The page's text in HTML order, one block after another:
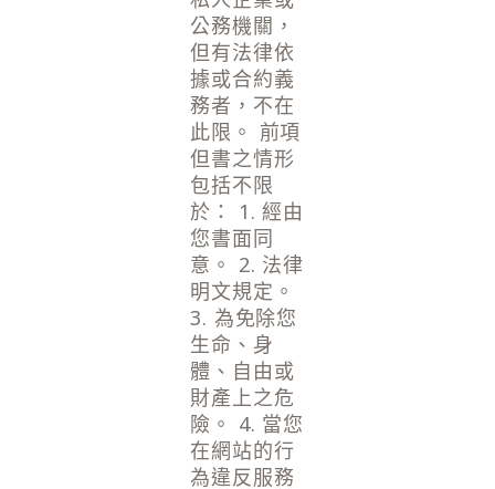
公務機關，
但有法律依
據或合約義
務者，不在
此限。 前項
但書之情形
包括不限
於： 1. 經由
您書面同
意。 2. 法律
明文規定。
3. 為免除您
生命、身
體、自由或
財產上之危
險。 4. 當您
在網站的行
為違反服務